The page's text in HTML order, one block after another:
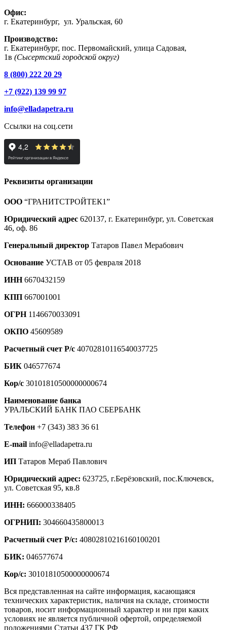
Офис:
г. Екатеринбург, ул. Уральская, 60
Производство:
г. Екатеринбург, пос. Первомайский, улица Садовая,
1в (Сысертский городской округ)
8 (800) 222 20 29
+7 (922) 139 99 97
info@elladapetra.ru
Ссылки на соц.сети
Реквизиты организации
ООО “ГРАНИТСТРОЙТЕК1”
Юридический адрес 620137, г. Екатеринбург, ул. Советская
46, оф. 86
Генеральный директор Татаров Павел Мерабович
Основание УСТАВ от 05 февраля 2018
ИНН6670432159
КПП 667001001
ОГРН 1146670033091
ОКПО 45609589
Расчетный счет Р/с 40702810116540037725
БИК 046577674
Кор/с 30101810500000000674
Наименование банка
УРАЛЬСКИЙ БАНК ПАО СБЕРБАНК
Телефон +7 (343) 383 36 61
E-mail info@elladapetra.ru
ИП Татаров Мераб Павлович
Юридический адрес: 623725, г.Берёзовский, пос.Ключевск,
ул. Советская 95, кв.8
ИНН: 666000338405
ОГРНИП: 304660435800013
Расчетный счет Р/с: 40802810216160100201
БИК: 046577674
Кор/с: 30101810500000000674
Вся представленная на сайте информация, касающаяся
технических характеристик, наличия на складе, стоимости
товаров, носит информационный характер и ни при каких
условиях не является публичной офертой, определяемой
положениями Статьи 437 ГК РФ